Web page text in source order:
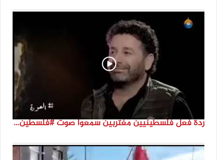
ردة فعل فلسطينيين مغتربين سمعوا صوت #فلسطين لأول مرة #نتماء2022 #القدس_موعدنا #النكبة74